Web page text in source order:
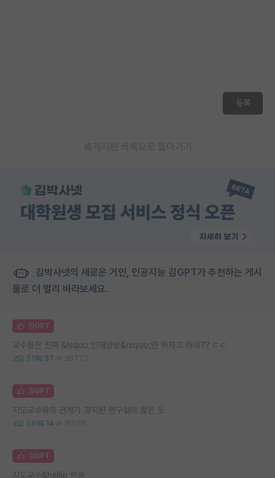
등록
게시판 목록으로 돌아가기
김박사넷의 새로운 거인, 인공지능 김GPT가 추천하는 게시
물로 더 멀리 바라보세요.
김GPT
교수들은 진짜 &lsquo;인재양성&rsquo;만 하자고 하네?? ㄷㄷ
51 37 36773
김GPT
지도교수와의 관계가 경직된 연구실이 많은 듯
59 14 18036
김GPT
지도교수&hellip;한숨